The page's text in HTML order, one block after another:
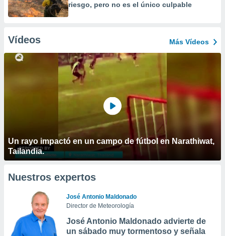
riesgo, pero no es el único culpable
Vídeos Más Vídeos
Un rayo impactó en un campo de fútbol en Narathiwat,
Tailandia.
Nuestros expertos
José Antonio Maldonado
Director de Meteorología
José Antonio Maldonado advierte de
un sábado muy tormentoso y señala